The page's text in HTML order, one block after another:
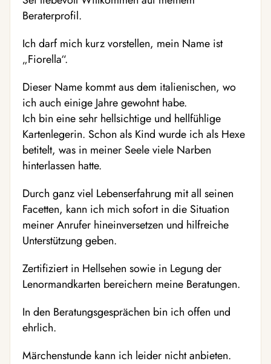
Beraterprofil.
Ich darf mich kurz vorstellen, mein Name ist
„Fiorella“.
Dieser Name kommt aus dem italienischen, wo
ich auch einige Jahre gewohnt habe.
Ich bin eine sehr hellsichtige und hellfühlige
Kartenlegerin. Schon als Kind wurde ich als Hexe
betitelt, was in meiner Seele viele Narben
hinterlassen hatte.
Durch ganz viel Lebenserfahrung mit all seinen
Facetten, kann ich mich sofort in die Situation
meiner Anrufer hineinversetzen und hilfreiche
Unterstützung geben.
Zertifiziert in Hellsehen sowie in Legung der
Lenormandkarten bereichern meine Beratungen.
In den Beratungsgesprächen bin ich offen und
ehrlich.
Märchenstunde kann ich leider nicht anbieten.